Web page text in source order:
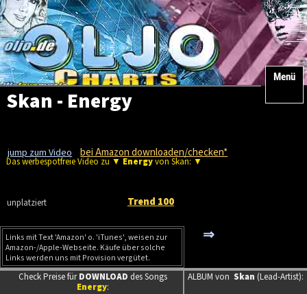
Menü
Skan - Energy
jump zum Video bei Amazon downloaden/checken*
Das werbespotfreie Video zu ▼ Energyvon Skan: ▼
unplatziert Trend 100
Links mit Text 'Amazon' o. 'iTunes', weisen zur
Amazon-/Apple-Webseite. Käufe über solche
Links werden uns mit Provision vergütet.
⇒
Check Preise fürDOWNLOAD des Songs
Energy:
ALBUM von Skan (Lead-Artist):